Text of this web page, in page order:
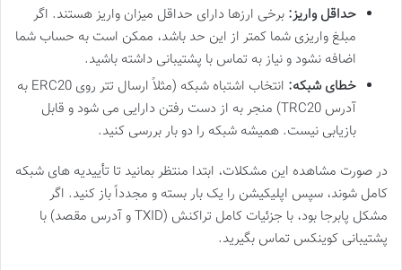
حداقل واریز: برخی ارزها دارای حداقل میزان واریز هستند. اگر
مبلغ واریزی شما کمتر از این حد باشد، ممکن است به حساب شما
اضافه نشود و نیاز به تماس با پشتیبانی داشته باشید.
خطای شبکه:
انتخاب اشتباه شبکه (مثلاً ارسال تتر روی ERC20 به
آدرس TRC20) منجر به از دست رفتن دارایی می شود و قابل
بازیابی نیست. همیشه شبکه را دو بار بررسی کنید.
در صورت مشاهده این مشکلات، ابتدا منتظر بمانید تا تأییدیه های شبکه
کامل شوند، سپس اپلیکیشن را یک بار بسته و مجدداً باز کنید. اگر
مشکل پابرجا بود، با جزئیات کامل تراکنش (TXID و آدرس مقصد) با
پشتیبانی کوینکس تماس بگیرید.